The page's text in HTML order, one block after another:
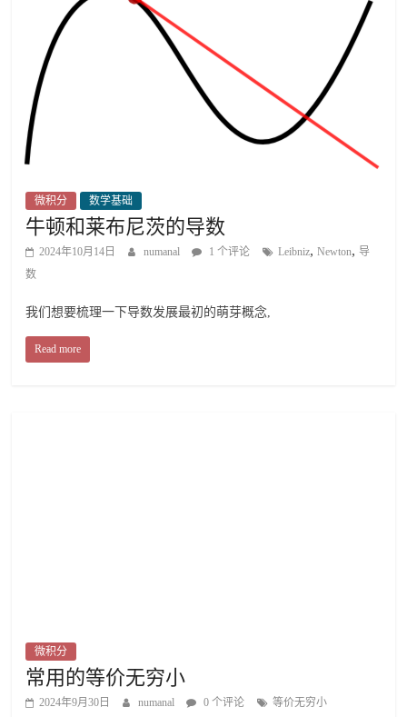
微积分 数学基础
牛顿和莱布尼茨的导数
2024年10月14日 numanal 1 个评论 Leibniz,Newton,导
数
我们想要梳理一下导数发展最初的萌芽概念,
Read more
微积分
常用的等价无穷小
2024年9月30日 numanal 0 个评论 等价无穷小